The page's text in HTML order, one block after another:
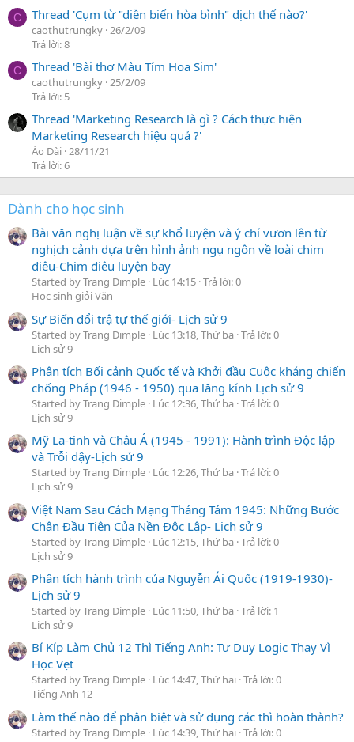
C Thread 'Cụm từ "diễn biến hòa bình" dịch thế nào?'
caothutrungky 26/2/09
Trả lời: 8
C Thread 'Bài thơ Màu Tím Hoa Sim'
caothutrungky 25/2/09
Trả lời: 5
Thread 'Marketing Research là gì ? Cách thực hiện
Marketing Research hiệu quả ?'
Áo Dài 28/11/21
Trả lời: 6
Dành cho học sinh
Bài văn nghị luận về sự khổ luyện và ý chí vươn lên từ
nghịch cảnh dựa trên hình ảnh ngụ ngôn về loài chim
điêu-Chim điêu luyện bay
Started by Trang Dimple Lúc 14:15 Trả lời: 0
Học sinh giỏi Văn
Sự Biến đổi trậ tự thế giới- Lịch sử 9
Started by Trang Dimple Lúc 13:18, Thứ ba Trả lời: 0
Lịch sử 9
Phân tích Bối cảnh Quốc tế và Khởi đầu Cuộc kháng chiến
chống Pháp (1946 - 1950) qua lăng kính Lịch sử 9
Started by Trang Dimple Lúc 12:36, Thứ ba Trả lời: 0
Lịch sử 9
Mỹ La-tinh và Châu Á (1945 - 1991): Hành trình Độc lập
và Trỗi dậy-Lịch sử 9
Started by Trang Dimple Lúc 12:26, Thứ ba Trả lời: 0
Lịch sử 9
Việt Nam Sau Cách Mạng Tháng Tám 1945: Những Bước
Chân Đầu Tiên Của Nền Độc Lập- Lịch sử 9
Started by Trang Dimple Lúc 12:15, Thứ ba Trả lời: 0
Lịch sử 9
Phân tích hành trình của Nguyễn Ái Quốc (1919-1930)-
Lịch sử 9
Started by Trang Dimple Lúc 11:50, Thứ ba Trả lời: 1
Lịch sử 9
Bí Kíp Làm Chủ 12 Thì Tiếng Anh: Tư Duy Logic Thay Vì
Học Vẹt
Started by Trang Dimple Lúc 14:47, Thứ hai Trả lời: 0
Tiếng Anh 12
Làm thế nào để phân biệt và sử dụng các thì hoàn thành?
Started by Trang Dimple Lúc 14:39, Thứ hai Trả lời: 0